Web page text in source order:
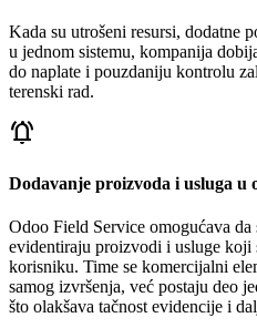
Kada su utrošeni resursi, dodatne
u jednom sistemu, kompanija
do naplate i pouzdaniju kontrolu
terenski rad.
notifications_active
Dodavanje proizvoda i usluga u
Odoo Field Service omogućava
evidentiraju proizvodi i usluge koji
korisniku. Time se komercijalni
samog izvršenja, već postaju deo
što olakšava tačnost evidencije i